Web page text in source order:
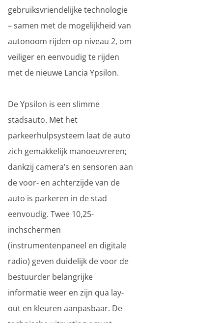
gebruiksvriendelijke technologie
– samen met de mogelijkheid van
autonoom rijden op niveau 2, om
veiliger en eenvoudig te rijden
met de nieuwe Lancia Ypsilon.
De Ypsilon is een slimme
stadsauto. Met het
parkeerhulpsysteem laat de auto
zich gemakkelijk manoeuvreren;
dankzij camera’s en sensoren aan
de voor- en achterzijde van de
auto is parkeren in de stad
eenvoudig. Twee 10,25-
inchschermen
(instrumentenpaneel en digitale
radio) geven duidelijk de voor de
bestuurder belangrijke
informatie weer en zijn qua lay-
out en kleuren aanpasbaar. De